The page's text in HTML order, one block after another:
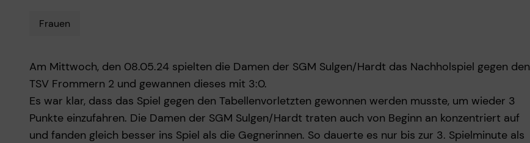
Frauen
Am Mittwoch, den 08.05.24 spielten die Damen der SGM Sulgen/Hardt das Nachholspiel gegen den
TSV Frommern 2 und gewannen dieses mit 3:0.
Es war klar, dass das Spiel gegen den Tabellenvorletzten gewonnen werden musste, um wieder 3
Punkte einzufahren. Die Damen der SGM Sulgen/Hardt traten auch von Beginn an konzentriert auf
und fanden gleich besser ins Spiel als die Gegnerinnen. So dauerte es nur bis zur 3. Spielminute als